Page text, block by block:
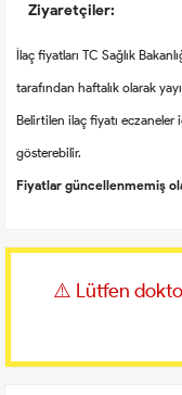
Ziyaretçiler:
İlaç fiyatları TC Sağlık
tarafından haftalık olarak
Belirtilen ilaç fiyatı eczaneler
gösterebilir.
Fiyatlar güncellenmemiş
⚠️ Lütfen